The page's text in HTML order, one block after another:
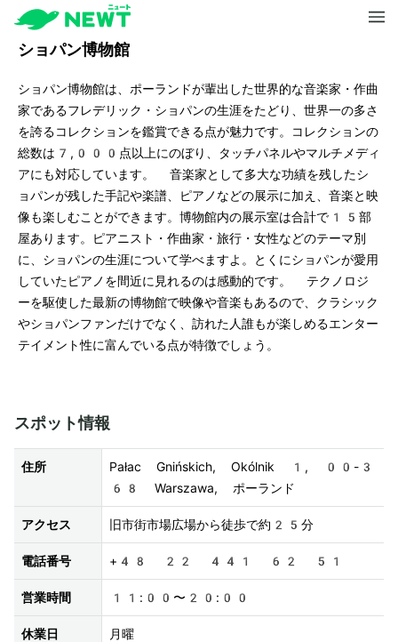
ショパン博物館
ショパン博物館は、ポーランドが輩出した世界的な音楽家・作曲
家であるフレデリック・ショパンの生涯をたどり、世界一の多さ
を誇るコレクションを鑑賞できる点が魅力です。コレクションの
総数は7,000点以上にのぼり、タッチパネルやマルチメディ
アにも対応しています。 音楽家として多大な功績を残したシ
ョパンが残した手記や楽譜、ピアノなどの展示に加え、音楽と映
像も楽しむことができます。博物館内の展示室は合計で15部
屋あります。ピアニスト・作曲家・旅行・女性などのテーマ別
に、ショパンの生涯について学べますよ。とくにショパンが愛用
していたピアノを間近に見れるのは感動的です。 テクノロジ
ーを駆使した最新の博物館で映像や音楽もあるので、クラシック
やショパンファンだけでなく、訪れた人誰もが楽しめるエンター
テイメント性に富んでいる点が特徴でしょう。
スポット情報
住所
Pałac Gnińskich, Okólnik 1, 00-3
68 Warszawa, ポーランド
アクセス 旧市街市場広場から徒歩で約25分
電話番号 +48 22 441 62 51
営業時間 11:00〜20:00
休業日 月曜